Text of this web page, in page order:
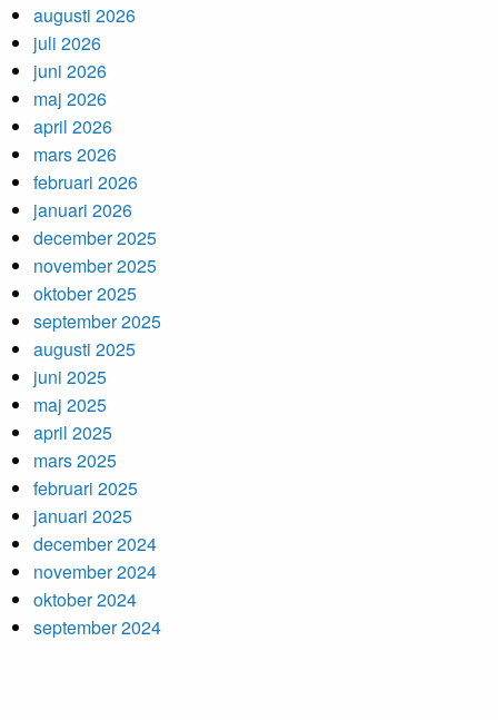
augusti 2026
juli 2026
juni 2026
maj 2026
april 2026
mars 2026
februari 2026
januari 2026
december 2025
november 2025
oktober 2025
september 2025
augusti 2025
juni 2025
maj 2025
april 2025
mars 2025
februari 2025
januari 2025
december 2024
november 2024
oktober 2024
september 2024